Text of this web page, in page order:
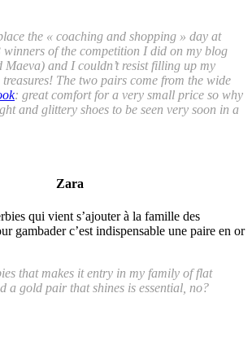
the « coaching and shopping » day at
of the competition I did on my blog
Maeva) and I couldn’t resist filling up my
The two pairs come from the wide
: great comfort for a very small price so why
and glittery shoes to be seen very soon in a
Zara
qui vient s’ajouter à la famille des
gambader c’est indispensable une paire en or
that makes it entry in my family of flat
a gold pair that shines is essential, no?